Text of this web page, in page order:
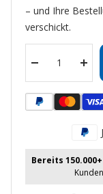
– und Ihre
verschickt.
Menge
verringern
Bereits 150.000+
Kunden